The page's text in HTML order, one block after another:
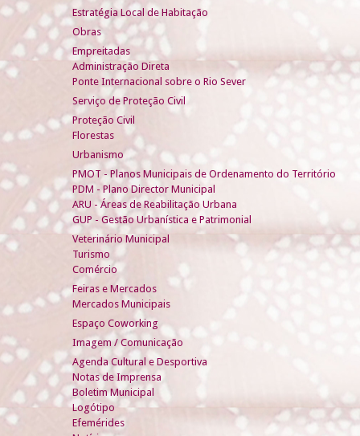
Estratégia Local de Habitação
Obras
Empreitadas
Administração Direta
Ponte Internacional sobre o Rio Sever
Serviço de Proteção Civil
Proteção Civil
Florestas
Urbanismo
PMOT - Planos Municipais de Ordenamento do Território
PDM - Plano Director Municipal
ARU - Áreas de Reabilitação Urbana
GUP - Gestão Urbanística e Patrimonial
Veterinário Municipal
Turismo
Comércio
Feiras e Mercados
Mercados Municipais
Espaço Coworking
Imagem / Comunicação
Agenda Cultural e Desportiva
Notas de Imprensa
Boletim Municipal
Logótipo
Efemérides